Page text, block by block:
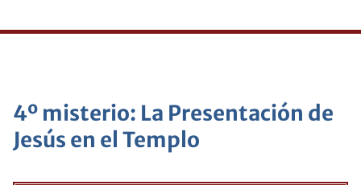
4º misterio: La Presentación de
Jesús en el Templo